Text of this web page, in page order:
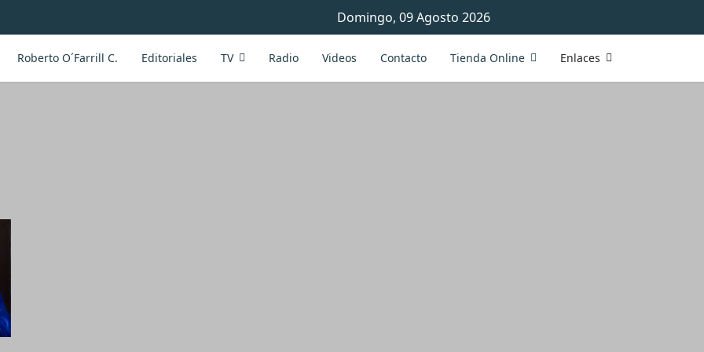
Domingo, 09 Agosto 2026
Roberto O´Farrill C. Editoriales TV Radio Videos Contacto Tienda Online Enlaces